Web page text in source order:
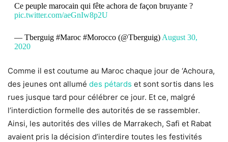
Ce peuple marocain qui fête achora de façon bruyante ?
pic.twitter.com/aeGnIw8p2U
— Tberguig #Maroc #Morocco (@Tberguig) August 30,
2020
Comme il est coutume au Maroc chaque jour de ‘Achoura,
des jeunes ont allumé des pétards et sont sortis dans les
rues jusque tard pour célébrer ce jour. Et ce, malgré
l’interdiction formelle des autorités de se rassembler.
Ainsi, les autorités des villes de Marrakech, Safi et Rabat
avaient pris la décision d’interdire toutes les festivités